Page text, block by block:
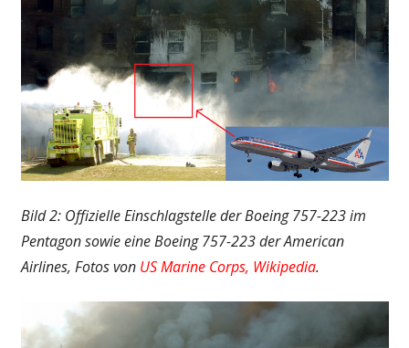
Bild 2: Offizielle Einschlagstelle der Boeing 757-223 im
Pentagon sowie eine Boeing 757-223 der American
Airlines, Fotos von US Marine Corps, Wikipedia.